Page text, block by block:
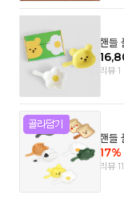
핸들
리뷰 1
핸들
17%
리뷰 11